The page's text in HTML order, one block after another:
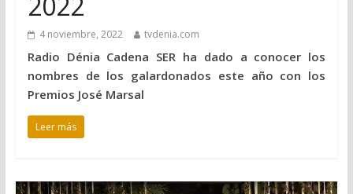
4 noviembre, 2022 tvdenia.com
Radio Dénia Cadena SER ha dado a conocer los
nombres de los galardonados este año con los
Premios José Marsal
Leer más